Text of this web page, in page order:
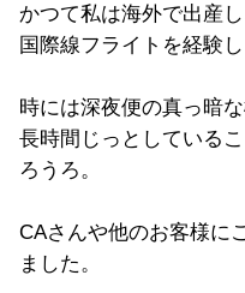
かつて私は海外で出産
国際線フライトを経験し
時には深夜便の真っ暗
長時間じっとしている
ろうろ。
CAさんや他のお客様に
ました。